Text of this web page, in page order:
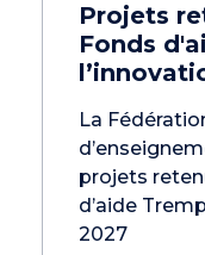
Projets
Fonds
La
projets
d’aide
2027